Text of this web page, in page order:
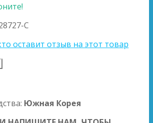
C
оставит отзыв на этот товар
Южная Корея